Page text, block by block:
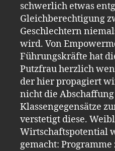
schwerlich etwas
Gleichberechtigung
Geschlechtern
wird. Von
Führungskräfte hat
Putzfrau herzlich
der hier propagiert
nicht die
Klassengegensätze
verstetigt diese.
Wirtschaftspotential
gemacht: